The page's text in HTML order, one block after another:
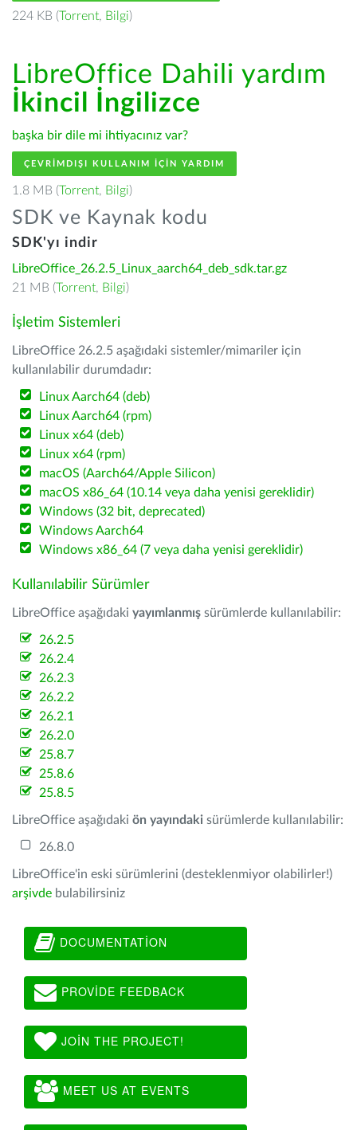
224 KB (Torrent, Bilgi)
LibreOffice Dahili yardım
İkincil İngilizce
başka bir dile mi ihtiyacınız var?
ÇEVRIMDIŞI KULLANIM IÇIN YARDIM
1.8 MB (Torrent, Bilgi)
SDK ve Kaynak kodu
SDK'yı indir
LibreOffice_26.2.5_Linux_aarch64_deb_sdk.tar.gz
21 MB (Torrent, Bilgi)
İşletim Sistemleri
LibreOffice 26.2.5 aşağıdaki sistemler/mimariler için
kullanılabilir durumdadır:
Linux Aarch64 (deb)
Linux Aarch64 (rpm)
Linux x64 (deb)
Linux x64 (rpm)
macOS (Aarch64/Apple Silicon)
macOS x86_64 (10.14 veya daha yenisi gereklidir)
Windows (32 bit, deprecated)
Windows Aarch64
Windows x86_64 (7 veya daha yenisi gereklidir)
Kullanılabilir Sürümler
LibreOffice aşağıdaki yayımlanmış sürümlerde kullanılabilir:
26.2.5
26.2.4
26.2.3
26.2.2
26.2.1
26.2.0
25.8.7
25.8.6
25.8.5
LibreOffice aşağıdaki ön yayındaki sürümlerde kullanılabilir:
26.8.0
LibreOffice'in eski sürümlerini (desteklenmiyor olabilirler!)
arşivde bulabilirsiniz
DOCUMENTATION
PROVIDE FEEDBACK
JOIN THE PROJECT!
MEET US AT EVENTS